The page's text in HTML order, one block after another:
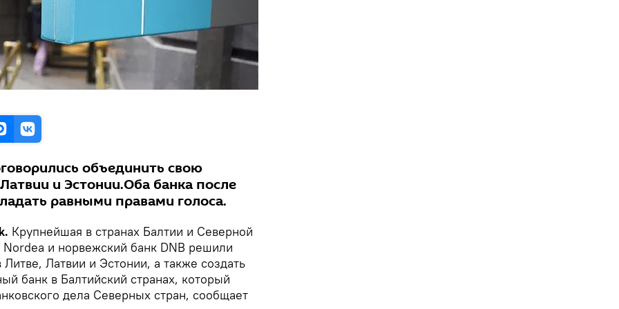
объединить свою
и Эстонии.Оба банка после
равными правами голоса.
Крупнейшая в странах Балтии и Северной
и норвежский банк DNB решили
Латвии и Эстонии, а также создать
банк в Балтийский странах, который
дела Северных стран, сообщает